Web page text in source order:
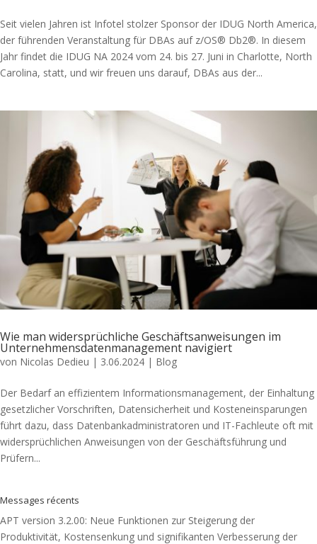
Seit vielen Jahren ist Infotel stolzer Sponsor der IDUG North America,
der führenden Veranstaltung für DBAs auf z/OS® Db2®. In diesem
Jahr findet die IDUG NA 2024 vom 24. bis 27. Juni in Charlotte, North
Carolina, statt, und wir freuen uns darauf, DBAs aus der...
Wie man widersprüchliche Geschäftsanweisungen im
Unternehmensdatenmanagement navigiert
von Nicolas Dedieu | 3.06.2024 | Blog
Der Bedarf an effizientem Informationsmanagement, der Einhaltung
gesetzlicher Vorschriften, Datensicherheit und Kosteneinsparungen
führt dazu, dass Datenbankadministratoren und IT-Fachleute oft mit
widersprüchlichen Anweisungen von der Geschäftsführung und
Prüfern...
Messages récents
APT version 3.2.00: Neue Funktionen zur Steigerung der
Produktivität, Kostensenkung und signifikanten Verbesserung der